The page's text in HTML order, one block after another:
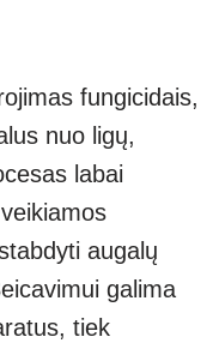
fungicidais,
nuo ligų,
labai
augalų
galima
tiek